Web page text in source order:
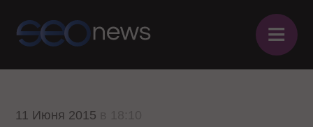
≡
11 Июня 2015